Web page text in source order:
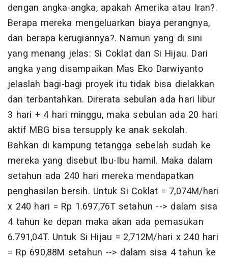
dengan angka-angka, apakah Amerika atau Iran?.
Berapa mereka mengeluarkan biaya perangnya,
dan berapa kerugiannya?. Namun yang di sini
yang menang jelas: Si Coklat dan Si Hijau. Dari
angka yang disampaikan Mas Eko Darwiyanto
jelaslah bagi-bagi proyek itu tidak bisa dielakkan
dan terbantahkan. Direrata sebulan ada hari libur
3 hari + 4 hari minggu, maka sebulan ada 20 hari
aktif MBG bisa tersupply ke anak sekolah.
Bahkan di kampung tetangga sebelah sudah ke
mereka yang disebut Ibu-Ibu hamil. Maka dalam
setahun ada 240 hari mereka mendapatkan
penghasilan bersih. Untuk Si Coklat = 7,074M/hari
x 240 hari = Rp 1.697,76T setahun --> dalam sisa
4 tahun ke depan maka akan ada pemasukan
6.791,04T. Untuk Si Hijau = 2,712M/hari x 240 hari
= Rp 690,88M setahun --> dalam sisa 4 tahun ke